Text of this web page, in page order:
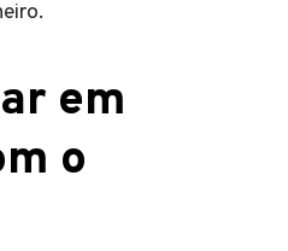
em
o